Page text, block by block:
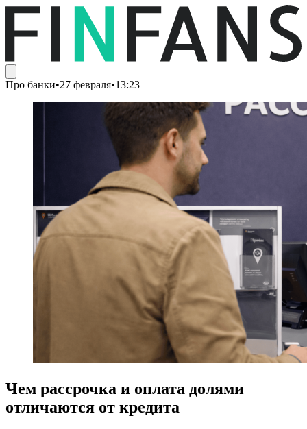
Про банки•27 февраля•13:23
Чем рассрочка и оплата долями
отличаются от кредита